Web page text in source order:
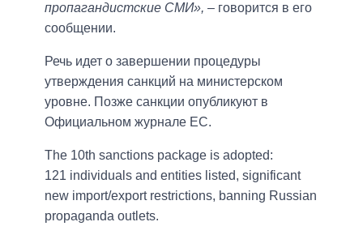
пропагандистские СМИ», – говорится в его
сообщении.
Речь идет о завершении процедуры
утверждения санкций на министерском
уровне. Позже санкции опубликуют в
Официальном журнале ЕС.
The 10th sanctions package is adopted:
121 individuals and entities listed, significant
new import/export restrictions, banning Russian
propaganda outlets.